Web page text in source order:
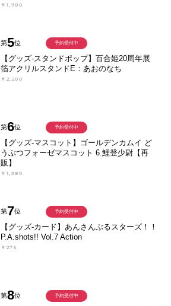
￥1,980
第5位
【グッズ-スタンドポップ】百合姫20周年展
箔アクリルスタンドE：あおのなち
￥2,200
予約受付中
第6位
【グッズ-マスコット】ゴールデンカムイ ど
うぶつフォーゼマスコット 6.鯉登少尉【再
販】
￥1,980
予約受付中
第7位
【グッズ-カード】あんさんぶるスターズ！！
P.A.shots!! Vol.7 Action
￥275
予約受付中
第8位 予約受付中